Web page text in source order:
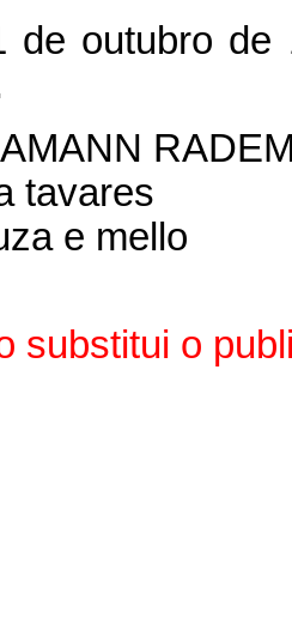
de outubro de
tavares
e mello
substitui o